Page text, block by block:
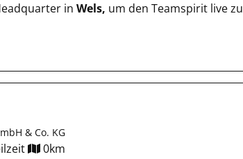
in Wels, um den Teamspirit live zu
& Co. KG
0km